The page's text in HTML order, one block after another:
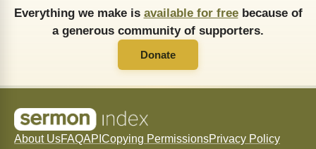
Everything we make is available for freebecause of
a generous community of supporters.
Donate
About UsFAQAPI Copying PermissionsPrivacy Policy